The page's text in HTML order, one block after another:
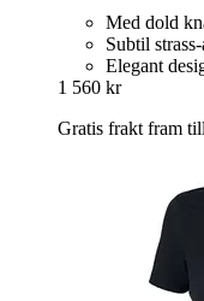
Med dold
Subtil
Elegant
1 560 kr
Gratis frakt fram